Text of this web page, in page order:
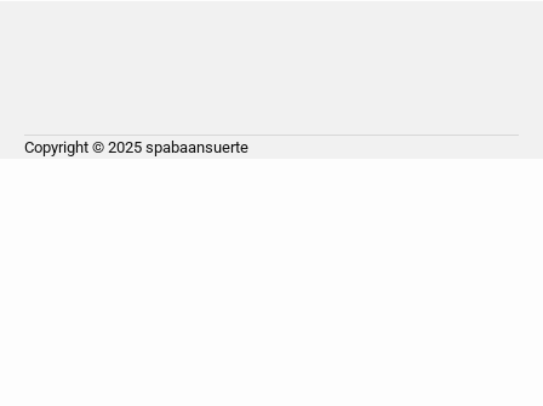
Copyright © 2025 spabaansuerte